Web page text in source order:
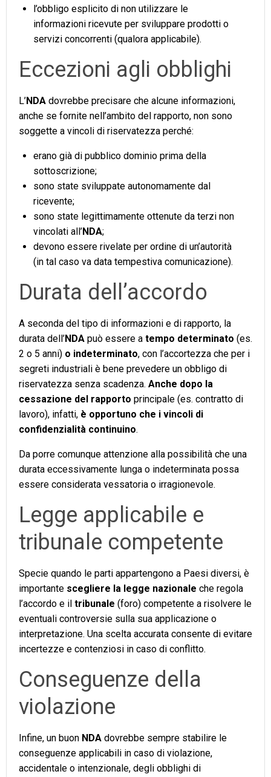
l’obbligo esplicito di non utilizzare le
informazioni ricevute per sviluppare prodotti o
servizi concorrenti (qualora applicabile).
Eccezioni agli obblighi
L’NDA dovrebbe precisare che alcune informazioni,
anche se fornite nell’ambito del rapporto, non sono
soggette a vincoli di riservatezza perché:
erano già di pubblico dominio prima della
sottoscrizione;
sono state sviluppate autonomamente dal
ricevente;
sono state legittimamente ottenute da terzi non
vincolati all’NDA;
devono essere rivelate per ordine di un’autorità
(in tal caso va data tempestiva comunicazione).
Durata dell’accordo
A seconda del tipo di informazioni e di rapporto, la
durata dell’NDA può essere a tempo determinato (es.
2 o 5 anni) o indeterminato, con l’accortezza che per i
segreti industriali è bene prevedere un obbligo di
riservatezza senza scadenza. Anche dopo la
cessazione del rapporto principale (es. contratto di
lavoro), infatti, è opportuno che i vincoli di
confidenzialità continuino.
Da porre comunque attenzione alla possibilità che una
durata eccessivamente lunga o indeterminata possa
essere considerata vessatoria o irragionevole.
Legge applicabile e
tribunale competente
Specie quando le parti appartengono a Paesi diversi, è
importante scegliere la legge nazionale che regola
l’accordo e il tribunale (foro) competente a risolvere le
eventuali controversie sulla sua applicazione o
interpretazione. Una scelta accurata consente di evitare
incertezze e contenziosi in caso di conflitto.
Conseguenze della
violazione
Infine, un buon NDA dovrebbe sempre stabilire le
conseguenze applicabili in caso di violazione,
accidentale o intenzionale, degli obblighi di